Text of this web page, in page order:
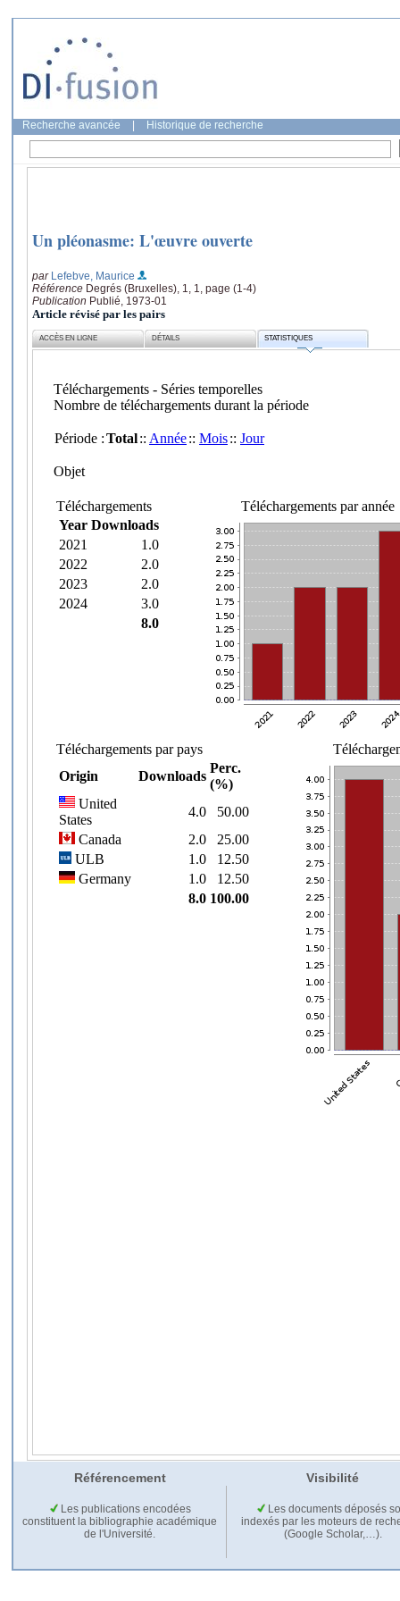
Recherche avancée Historique de recherche
Un pléonasme: L'œuvre ouverte
par Lefebve, Maurice
Référence Degrés (Bruxelles), 1, 1, page (1-4)
Publication Publié, 1973-01
Article révisé par les pairs
ACCÈS EN LIGNE DÉTAILS STATISTIQUES
Référencement Visibilité
Les publications encodées
constituent la bibliographie académique
de l'Université.
Les documents déposés
indexés par les moteurs de
(Google Scholar,…).